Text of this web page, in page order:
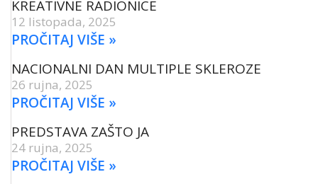
KREATIVNE RADIONICE
12 listopada, 2025
PROČITAJ VIŠE »
NACIONALNI DAN MULTIPLE SKLEROZE
26 rujna, 2025
PROČITAJ VIŠE »
PREDSTAVA ZAŠTO JA
24 rujna, 2025
PROČITAJ VIŠE »